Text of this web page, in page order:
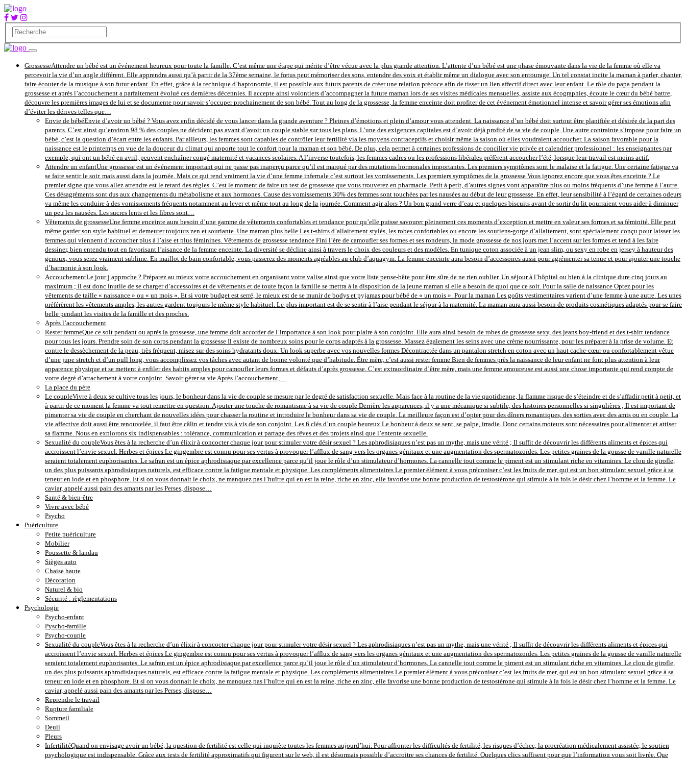
GrossesseAttendre un bébé est un événement heureux pour toute la famille. C’est même une étape qui mérite d’être vécue avec la plus grande attention. L’attente d’un bébé est une phase émouvante dans la vie de la femme où elle va
percevoir la vie d’un angle différent. Elle apprendra aussi qu’à partir de la 37ème semaine, le fœtus peut mémoriser des sons, entendre des voix et établir même un dialogue avec son entourage. Un tel constat incite la maman à parler, chanter,
faire écouter de la musique à son futur enfant. En effet, grâce à la technique d’haptonomie, il est possible aux futurs parents de créer une relation précoce afin de tisser un lien affectif direct avec leur enfant. Le rôle du papa pendant la
grossesse et après l’accouchement a parfaitement évolué ces dernières décennies. Il accepte ainsi volontiers d’accompagner la future maman lors de ses visites médicales mensuelles, assiste aux écographies, écoute le cœur du bébé battre,
découvre les premières images de lui et se documente pour savoir s’occuper prochainement de son bébé. Tout au long de la grossesse, la femme enceinte doit profiter de cet événement émotionnel intense et savoir gérer ses émotions afin
d’éviter les dérives telles que…
Envie de bébéEnvie d’avoir un bébé ? Vous avez enfin décidé de vous lancer dans la grande aventure ? Pleines d’émotions et plein d’amour vous attendent. La naissance d’un bébé doit surtout être planifiée et désirée de la part des
parents. C’est ainsi qu’environ 98 % des couples ne décident pas avant d’avoir un couple stable sur tous les plans. L’une des exigences capitales est d’avoir déjà profité de sa vie de couple. Une autre contrainte s’impose pour faire un
bébé, c’est la question d’écart entre les enfants. Par ailleurs, les femmes sont capables de contrôler leur fertilité via les moyens contraceptifs et choisir même la saison où elles voudraient accoucher. La saison favorable pour la
naissance est le printemps en vue de la douceur du climat qui apporte tout le confort pour la maman et son bébé. De plus, cela permet à certaines professions de concilier vie privée et calendrier professionnel : les enseignantes par
exemple, qui ont un bébé en avril, peuvent enchaîner congé maternité et vacances scolaires. A l’inverse toutefois, les femmes cadres ou les professions libérales préfèrent accoucher l’été, lorsque leur travail est moins actif.
Attendre un enfantUne grossesse est un événement important qui ne passe pas inaperçu parce qu’il est marqué par des mutations hormonales importantes. Les premiers symptômes sont le malaise et la fatigue. Une certaine fatigue va
se faire sentir le soir, mais aussi dans la journée. Mais ce qui rend vraiment la vie d’une femme infernale c’est surtout les vomissements. Les premiers symptômes de la grossesse Vous ignorez encore que vous êtes enceinte ? Le
premier signe que vous allez attendre est le retard des règles. C’est le moment de faire un test de grossesse que vous trouverez en pharmacie. Petit à petit, d’autres signes vont apparaître plus ou moins fréquents d’une femme à l’autre.
Ces désagréments sont dus aux changements du métabolisme et aux hormones. Cause des vomissements 30% des femmes sont touchées par les nausées au début de leur grossesse. En effet, leur sensibilité à l’égard de certaines odeurs
va même les conduire à des vomissements fréquents notamment au lever et même tout au long de la journée. Comment agir alors ? Un bon grand verre d’eau et quelques biscuits avant de sortir du lit pourraient vous aider à diminuer
un peu les nausées. Les sucres lents et les fibres sont…
Vêtements de grossesseUne femme enceinte aura besoin d’une gamme de vêtements confortables et tendance pour qu’elle puisse savourer pleinement ces moments d’exception et mettre en valeur ses formes et sa féminité. Elle peut
même garder son style habituel et demeurer toujours zen et souriante. Une maman plus belle Les t-shirts d’allaitement stylés, les robes confortables ou encore les soutiens-gorge d’allaitement, sont spécialement conçu pour laisser les
femmes qui viennent d’accoucher plus à l’aise et plus féminines. Vêtements de grossesse tendance Fini l’ère de camoufler ses formes et ses rondeurs, la mode grossesse de nos jours met l’accent sur les formes et tend à les faire
dessiner, bien entendu tout en favorisant l’aisance de la femme enceinte. La diversité se décline ainsi à travers le choix des couleurs et des modèles. En tunique coton associée à un jean slim, ou sexy en robe en jersey à hauteur des
genoux, vous serez vraiment sublime. En maillot de bain confortable, vous passerez des moments agréables au club d’aquagym. La femme enceinte aura besoin d’accessoires aussi pour agrémenter sa tenue et pour ajouter une touche
d’harmonie à son look.
AccouchementLe jour j approche ? Préparez au mieux votre accouchement en organisant votre valise ainsi que votre liste pense-bête pour être sûre de ne rien oublier. Un séjour à l’hôpital ou bien à la clinique dure cinq jours au
maximum ; il est donc inutile de se charger d’accessoires et de vêtements et de toute façon la famille se mettra à la disposition de la jeune maman si elle a besoin de quoi que ce soit. Pour la salle de naissance Optez pour les
vêtements de taille « naissance » ou « un mois ». Et si votre budget est serré, le mieux est de se munir de bodys et pyjamas pour bébé de « un mois ». Pour la maman Les goûts vestimentaires varient d’une femme à une autre. Les unes
préférèrent les vêtements amples, les autres gardent toujours le même style habituel. Le plus important est de se sentir à l’aise pendant le séjour à la maternité. La maman aura aussi besoin de produits cosmétiques adaptés pour se faire
belle pendant les visites de la famille et des proches.
Après l’accouchement
Rester femmeQue ce soit pendant ou après la grossesse, une femme doit accorder de l’importance à son look pour plaire à son conjoint. Elle aura ainsi besoin de robes de grossesse sexy, des jeans boy-friend et des t-shirt tendance
pour tous les jours. Prendre soin de son corps pendant la grossesse Il existe de nombreux soins pour le corps adaptés à la grossesse. Massez également les seins avec une crème nourrissante, pour les préparer à la prise de volume. Et
contre le dessèchement de la peau, très fréquent, misez sur des soins hydratants doux. Un look superbe avec vos nouvelles formes Décontractée dans un pantalon stretch en coton avec un haut cache-cœur ou confortablement vêtue
d’une jupe stretch et d’un pull long, vous accomplissez vos tâches avec autant de bonne volonté que d’habitude. Être mère, c’est aussi rester femme Bien de femmes près la naissance de leur enfant ne font plus attention à leur
apparence physique et se mettent à enfiler des habits amples pour camoufler leurs formes et défauts d’après grossesse. C’est extraordinaire d’être mère, mais une femme amoureuse est aussi une chose importante qui rend compte de
votre degré d’attachement à votre conjoint. Savoir gérer sa vie Après l’accouchement,…
La place du père
Le coupleVivre à deux se cultive tous les jours, le bonheur dans la vie de couple se mesure par le degré de satisfaction sexuelle. Mais face à la routine de la vie quotidienne, la flamme risque de s’éteindre et de s’affadir petit à petit, et
à partir de ce moment la femme va tout remettre en question. Ajouter une touche de romantisme à sa vie de couple Derrière les apparences, il y a une mécanique si subtile, des histoires personnelles si singulières ; Il est important de
pimenter sa vie de couple en cherchant de nouvelles idées pour chasser la routine et introduire le bonheur dans sa vie de couple. La meilleure façon est d’opter pour des dîners romantiques, des sorties avec des amis ou en couple. La
vie affective doit aussi être renouvelée, il faut être câlin et tendre vis à vis de son conjoint. Les 6 clés d’un couple heureux Le bonheur à deux se sent, se palpe, irradie. Donc certains moteurs sont nécessaires pour alimenter et attiser
sa flamme. Nous en explorons six indispensables : tolérance, communication et partage des rêves et des projets ainsi que l’entente sexuelle.
Sexualité du coupleVous êtes à la recherche d’un élixir à concocter chaque jour pour stimuler votre désir sexuel ? Les aphrodisiaques n’est pas un mythe, mais une vérité ; Il suffit de découvrir les différents aliments et épices qui
accroissent l’envie sexuel. Herbes et épices Le gingembre est connu pour ses vertus à provoquer l’afflux de sang vers les organes génitaux et une augmentation des spermatozoïdes. Les petites graines de la gousse de vanille naturelle
seraient totalement euphorisantes. Le safran est un épice aphrodisiaque par excellence parce qu’il joue le rôle d’un stimulateur d’hormones. La cannelle tout comme le piment est un stimulant riche en vitamines. Le clou de girofle,
un des plus puissants aphrodisiaques naturels, est efficace contre la fatigue mentale et physique. Les compléments alimentaires Le premier élément à vous préconiser c’est les fruits de mer, qui est un bon stimulant sexuel grâce à sa
teneur en iode et en phosphore. Et si on vous donnait le choix, ne manquez pas l’huître qui en est la reine, riche en zinc, elle favorise une bonne production de testostérone qui stimule à la fois le désir chez l’homme et la femme. Le
caviar, appelé aussi pain des amants par les Perses, dispose…
Santé & bien-être
Vivre avec bébé
Psycho
Puériculture
Petite puériculture
Mobilier
Poussette & landau
Sièges auto
Chaise haute
Décoration
Naturel & bio
Sécurité : règlementations
Psychologie
Psycho-enfant
Pyscho-famille
Psycho-couple
Sexualité du coupleVous êtes à la recherche d’un élixir à concocter chaque jour pour stimuler votre désir sexuel ? Les aphrodisiaques n’est pas un mythe, mais une vérité ; Il suffit de découvrir les différents aliments et épices qui
accroissent l’envie sexuel. Herbes et épices Le gingembre est connu pour ses vertus à provoquer l’afflux de sang vers les organes génitaux et une augmentation des spermatozoïdes. Les petites graines de la gousse de vanille naturelle
seraient totalement euphorisantes. Le safran est un épice aphrodisiaque par excellence parce qu’il joue le rôle d’un stimulateur d’hormones. La cannelle tout comme le piment est un stimulant riche en vitamines. Le clou de girofle,
un des plus puissants aphrodisiaques naturels, est efficace contre la fatigue mentale et physique. Les compléments alimentaires Le premier élément à vous préconiser c’est les fruits de mer, qui est un bon stimulant sexuel grâce à sa
teneur en iode et en phosphore. Et si on vous donnait le choix, ne manquez pas l’huître qui en est la reine, riche en zinc, elle favorise une bonne production de testostérone qui stimule à la fois le désir chez l’homme et la femme. Le
caviar, appelé aussi pain des amants par les Perses, dispose…
Reprendre le travail
Rupture familiale
Sommeil
Deuil
Pleurs
InfertilitéQuand on envisage avoir un bébé, la question de fertilité est celle qui inquiète toutes les femmes aujourd’hui. Pour affronter les difficultés de fertilité, les risques d’échec, la procréation médicalement assistée, le soutien
psychologique est indispensable. Grâce aux tests de fertilité approximatifs qui figurent sur le web, il est désormais possible d’accroitre ses chances de fertilité. Quelques clics suffisent pour que l’information vous soit livrée. Que